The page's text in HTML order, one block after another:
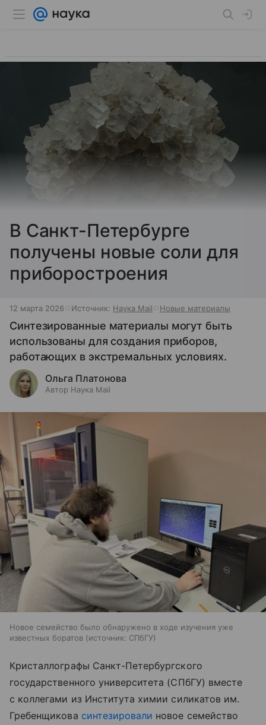
В Санкт-Петербурге
получены новые соли для
приборостроения
12 марта 2026 Источник: Наука Mail Новые материалы
Синтезированные материалы могут быть
использованы для создания приборов,
работающих в экстремальных условиях.
Ольга Платонова
Автор Наука Mail
Новое семейство было обнаружено в ходе изучения уже
известных боратов
источник: СПбГУ
Кристаллографы Санкт-Петербургского
государственного университета (СПбГУ) вместе
с коллегами из Института химии силикатов им.
Гребенщикова синтезировали новое семейство